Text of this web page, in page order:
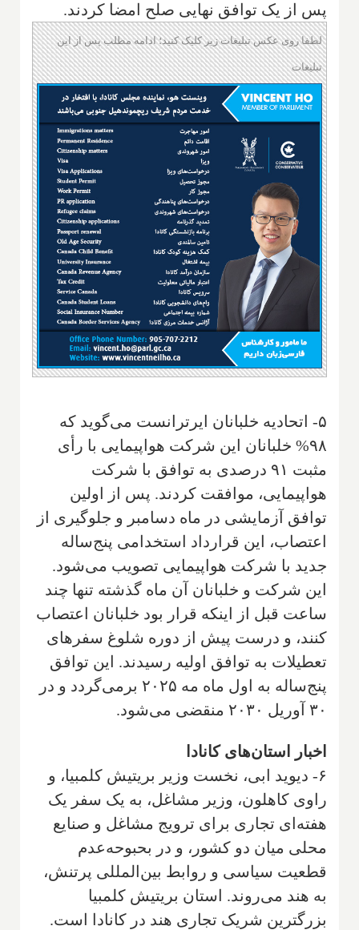
پس از یک توافق نهایی صلح امضا کردند.
لطفا روی عکس تبلیغات زیر کلیک کنید؛ ادامه مطلب پس از این
تبلیغات
۵- اتحادیه خلبانان ایرترانست می‌گوید که
۹۸% خلبانان این شرکت هواپیمایی با رأی
مثبت ۹۱ درصدی به توافق با شرکت
هواپیمایی، موافقت کردند. پس از اولین
توافق آزمایشی در ماه دسامبر و جلوگیری از
اعتصاب، این قرارداد استخدامی پنج‌ساله
جدید با شرکت هواپیمایی تصویب می‌شود.
این شرکت و خلبانان آن ماه گذشته تنها چند
ساعت قبل از اینکه قرار بود خلبانان اعتصاب
کنند، و درست پیش از دوره شلوغ سفرهای
تعطیلات به توافق اولیه رسیدند. این توافق
پنج‌ساله به اول ماه مه ۲۰۲۵ برمی‌گردد و در
۳۰ آوریل ۲۰۳۰ منقضی می‌شود.
اخبار استان‌های کانادا
۶- دیوید ابی، نخست وزیر بریتیش کلمبیا، و
راوی کاهلون، وزیر مشاغل، به یک سفر یک
هفته‌ای تجاری برای ترویج مشاغل و صنایع
محلی میان دو کشور، و در بحبوحه‌عدم
قطعیت سیاسی و روابط بین‌المللی پرتنش،
به هند می‌روند. استان بریتیش کلمبیا
بزرگترین شریک تجاری هند در کانادا است.